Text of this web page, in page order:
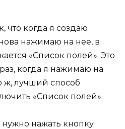
что когда я создаю
нажимаю на нее, в
«Список полей». Это
когда я нажимаю на
ж, лучший способ
«Список полей».
нужно нажать кнопку